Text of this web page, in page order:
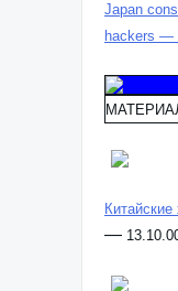
Japan
hackers —
—